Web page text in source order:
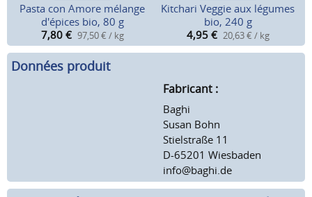
Pasta con Amore mélange
d'épices bio, 80 g
7,80 € 97,50 € / kg
Kitchari Veggie aux légumes
bio, 240 g
4,95 € 20,63 € / kg
Données produit
Fabricant :
Baghi
Susan Bohn
Stielstraße 11
D-65201 Wiesbaden
info@baghi.de